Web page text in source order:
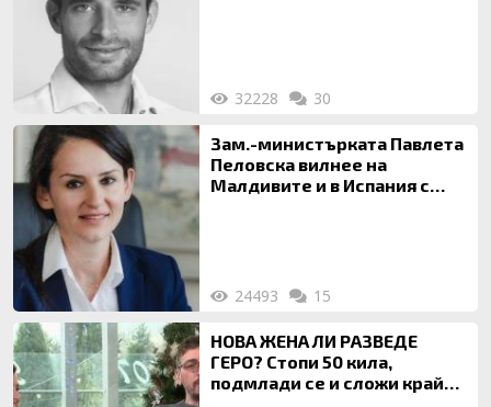
32228 30
Зам.-министърката Павлета
Пеловска вилнее на
Малдивите и в Испания с
24493 15
НОВА ЖЕНА ЛИ РАЗВЕДЕ
ГЕРО? Стопи 50 кила,
подмлади се и сложи край